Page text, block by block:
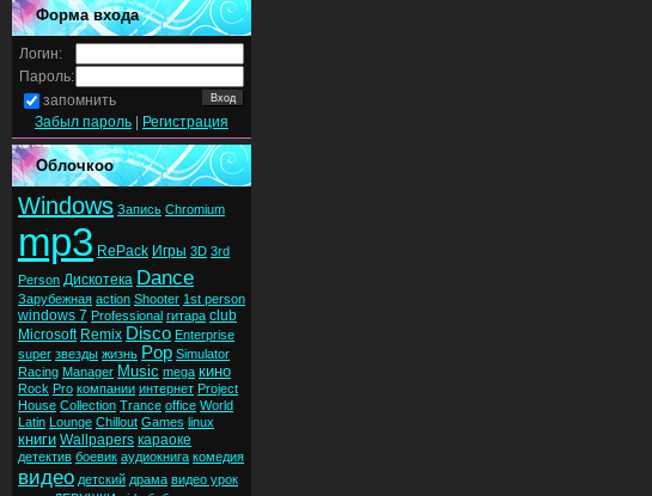
Форма входа
Логин:
Пароль:
запомнить
Забыл пароль
Регистрация
Облочкоо
Windows Запись Chromium
mp3 RePack Игры 3D 3rd
Person Дискотека Dance
Зарубежная action Shooter 1st person
windows 7 Professional гитара club
Microsoft Remix Disco Enterprise
super звезды жизнь Pop Simulator
Racing Manager Music mega кино
Rock Pro компании интернет Project
House Collection Trance office World
Latin Lounge Chillout Games linux
книги Wallpapers караоке
детектив боевик аудиокнига комедия
видео детский драма видео урок